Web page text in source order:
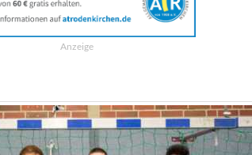
Anzeige